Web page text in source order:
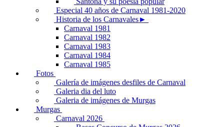
Especial 40 años de Carnaval 1981-2020
Historia de los Carnavales►
Carnaval 1981
Carnaval 1982
Carnaval 1983
Carnaval 1984
Carnaval 1985
Fotos
Galería de imágenes desfiles de Carnaval
Galeria dia del luto
Galeria de imágenes de Murgas
Murgas
Carnaval 2026